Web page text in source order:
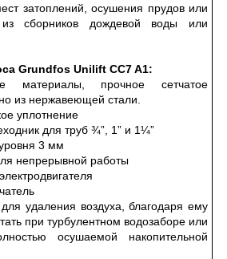
затоплений, осушения прудов или
сборников дождевой воды или
Grundfos Unilift CC7 A1:
материалы, прочное сетчатое
из нержавеющей стали.
уплотнение
для труб ¾”, 1” и 1¼”
3 мм
непрерывной работы
удаления воздуха, благодаря ему
при турбулентном водозаборе или
осушаемой накопительной